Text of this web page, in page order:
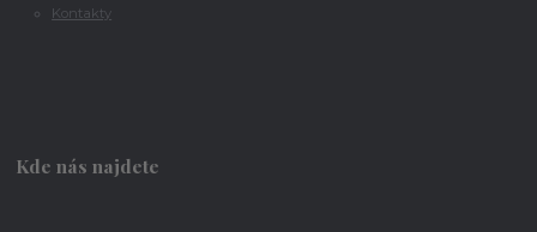
Kontakty
Kde nás najdete